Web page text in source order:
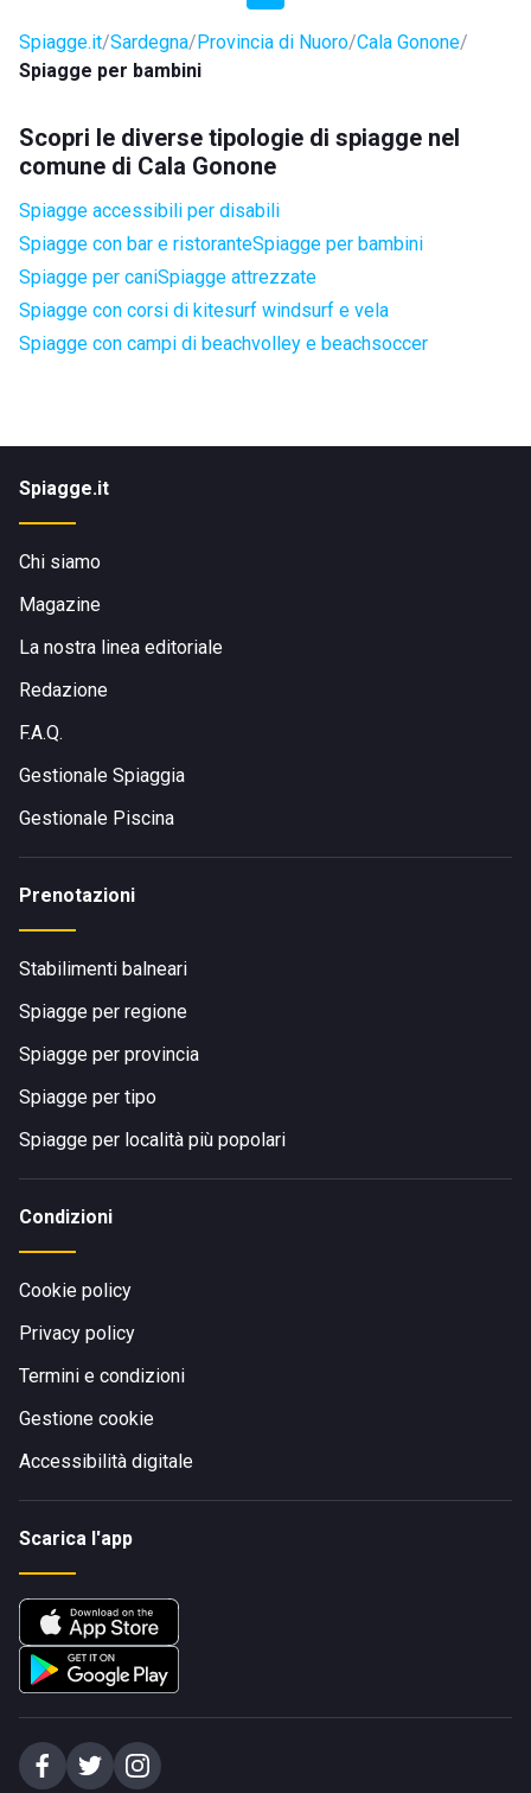
Spiagge.it Sardegna Provincia di Nuoro Cala Gonone
Spiagge per bambini
Scopri le diverse tipologie di spiagge nel
comune di Cala Gonone
Spiagge accessibili per disabili
Spiagge con bar e ristoranteSpiagge per bambini
Spiagge per caniSpiagge attrezzate
Spiagge con corsi di kitesurf windsurf e vela
Spiagge con campi di beachvolley e beachsoccer
Spiagge.it
Chi siamo
Magazine
La nostra linea editoriale
Redazione
F.A.Q.
Gestionale Spiaggia
Gestionale Piscina
Prenotazioni
Stabilimenti balneari
Spiagge per regione
Spiagge per provincia
Spiagge per tipo
Spiagge per località più popolari
Condizioni
Cookie policy
Privacy policy
Termini e condizioni
Gestione cookie
Accessibilità digitale
Scarica l'app